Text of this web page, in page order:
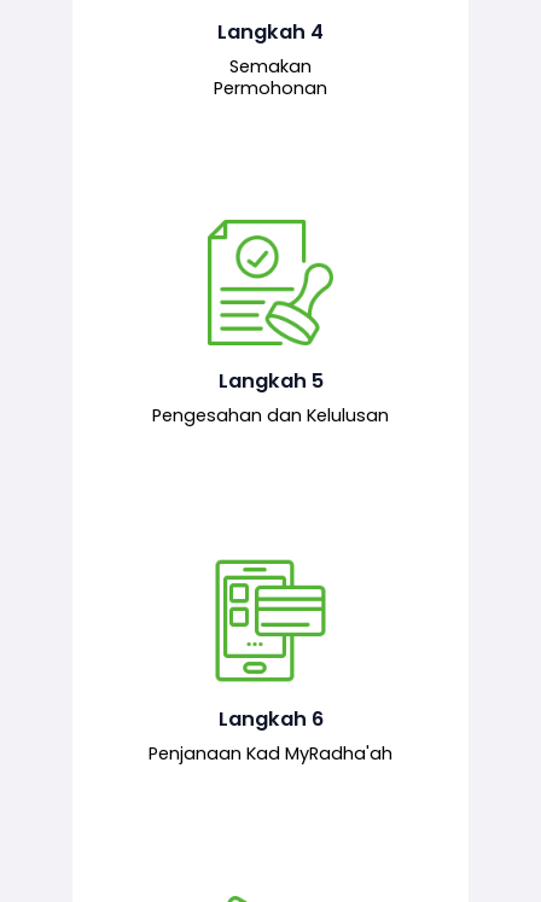
Langkah 4
Semakan
Permohonan
kepada pegawai pelulus untuk
tindakan seterusnya.
Langkah 5
Pengesahan dan Kelulusan
Pegawai pelulus menilai permohonan
dan memberi pengesahan serta
kelulusan akhir sekiranya semuanya
mematuhi syarat ditetapkan.
Langkah 6
Penjanaan Kad MyRadha'ah
Setelah permohonan diluluskan, kad
MyRadha’ah akan dijana.